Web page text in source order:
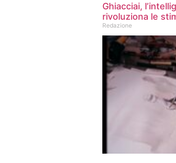
Ghiacciai,
rivoluziona le
Redazione